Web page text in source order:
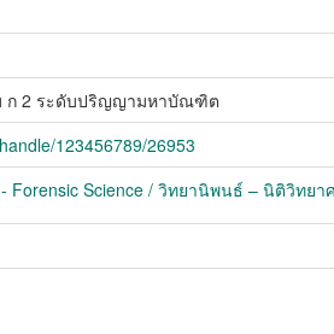
ก 2 ระดับปริญญามหาบัณฑิต
123456789/26953
Forensic Science / วิทยานิพนธ์ – นิติวิทยา